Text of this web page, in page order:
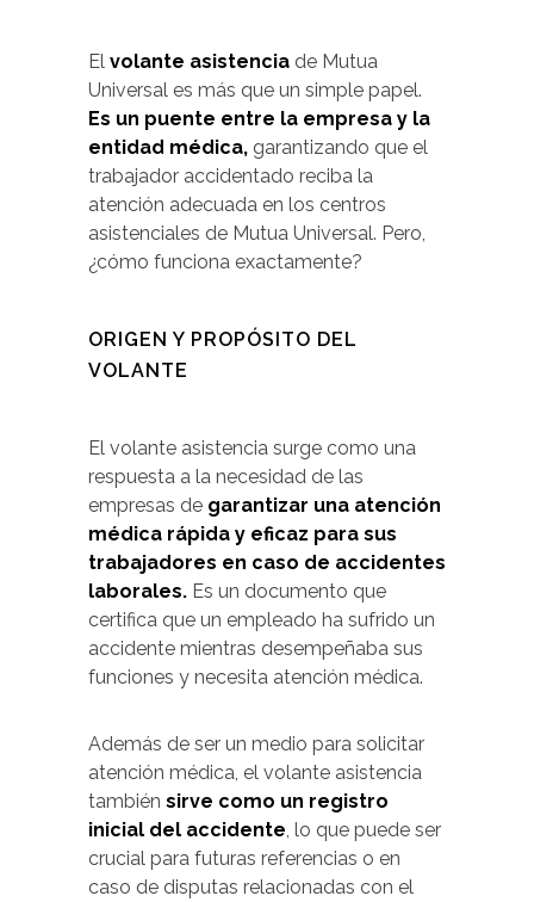
El volante asistencia de Mutua
Universal es más que un simple papel.
Es un puente entre la empresa y la
entidad médica, garantizando que el
trabajador accidentado reciba la
atención adecuada en los centros
asistenciales de Mutua Universal. Pero,
¿cómo funciona exactamente?
ORIGEN Y PROPÓSITO DEL
VOLANTE
El volante asistencia surge como una
respuesta a la necesidad de las
empresas de garantizar una atención
médica rápida y eficaz para sus
trabajadores en caso de accidentes
laborales. Es un documento que
certifica que un empleado ha sufrido un
accidente mientras desempeñaba sus
funciones y necesita atención médica.
Además de ser un medio para solicitar
atención médica, el volante asistencia
también sirve como un registro
inicial del accidente, lo que puede ser
crucial para futuras referencias o en
caso de disputas relacionadas con el